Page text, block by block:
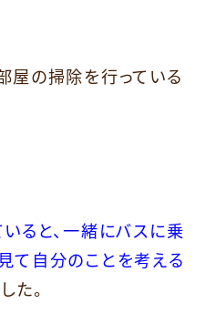
屋の掃除を行っている
ると、一緒にバスに乗
て自分のことを考える
た。